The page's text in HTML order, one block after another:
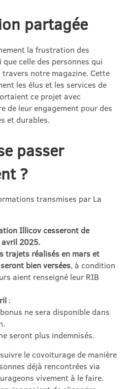
partagée
la frustration des
celle des personnes qui
notre magazine. Cette
les élus et les services de
ce projet avec
de leur engagement pour des
et durables.
passer
?
transmises par La
Illicov cesseront de
2025.
trajets réalisés en mars et
bien versées, à condition
aient renseigné leur RIB
:
ne sera disponible dans
seront plus indemnisés.
le covoiturage de manière
déjà rencontrées via
vivement à le faire.